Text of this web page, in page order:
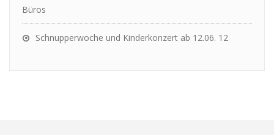
Büros
Schnupperwoche und Kinderkonzert ab 12.06. 12